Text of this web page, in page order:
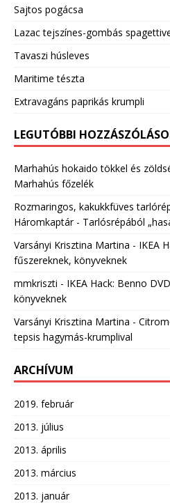
Sajtos pogácsa
Lazac tejszínes-gombás
Tavaszi húsleves
Maritime tészta
Extravagáns paprikás krumpli
LEGUTÓBBI
Marhahús hokaido tökkel és
Marhahús főzelék
Rozmaringos, kakukkfüves
Háromkaptár- Tarlósrépából
Varsányi Krisztina Martina - IKEA
fűszereknek, könyveknek
mmkriszti - IKEA Hack: Benno
könyveknek
Varsányi Krisztina Martina -
tepsis hagymás-krumplival
ARCHÍVUM
2019. február
2013. július
2013. április
2013. március
2013. január